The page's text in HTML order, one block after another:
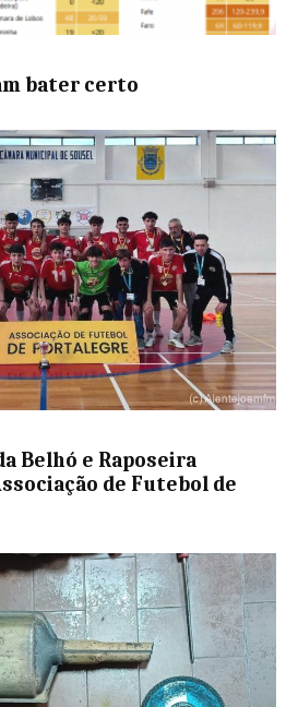
bater certo
Belhó e Raposeira
de Futebol de